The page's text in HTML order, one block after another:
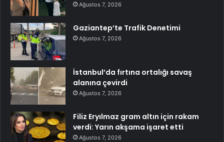
Ağustos 7, 2026
Gaziantep’te Trafik Denetimi
Ağustos 7, 2026
İstanbul’da fırtına ortalığı savaş
alanına çevirdi
Ağustos 7, 2026
Filiz Eryılmaz gram altın için rakam
verdi: Yarın akşama işaret etti
Ağustos 7, 2026